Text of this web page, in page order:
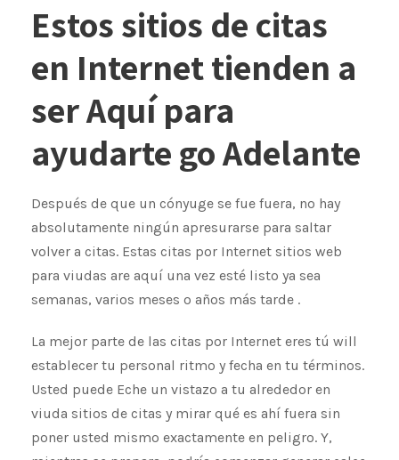
Estos sitios de citas
en Internet tienden a
ser Aquí para
ayudarte go Adelante
Después de que un cónyuge se fue fuera, no hay
absolutamente ningún apresurarse para saltar
volver a citas. Estas citas por Internet sitios web
para viudas are aquí una vez esté listo ya sea
semanas, varios meses o años más tarde .
La mejor parte de las citas por Internet eres tú will
establecer tu personal ritmo y fecha en tu términos.
Usted puede Eche un vistazo a tu alrededor en
viuda sitios de citas y mirar qué es ahí fuera sin
poner usted mismo exactamente en peligro. Y,